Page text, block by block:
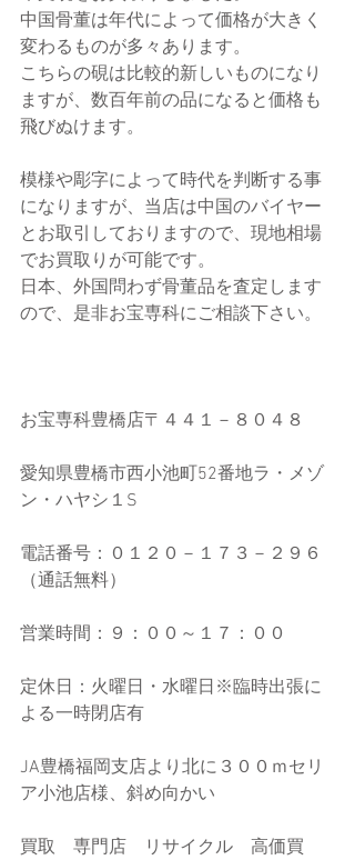
中国骨董は年代によって価格が大きく
変わるものが多々あります。
こちらの硯は比較的新しいものになり
ますが、数百年前の品になると価格も
飛びぬけます。
模様や彫字によって時代を判断する事
になりますが、当店は中国のバイヤー
とお取引しておりますので、現地相場
でお買取りが可能です。
日本、外国問わず骨董品を査定します
ので、是非お宝専科にご相談下さい。
お宝専科豊橋店〒４４１－８０４８
愛知県豊橋市西小池町52番地ラ・メゾ
ン・ハヤシ１S
電話番号：０１２０－１７３－２９６
（通話無料）
営業時間：９：００～１７：００
定休日：火曜日・水曜日※臨時出張に
よる一時閉店有
JA豊橋福岡支店より北に３００ｍセリ
ア小池店様、斜め向かい
買取　専門店　リサイクル　高価買